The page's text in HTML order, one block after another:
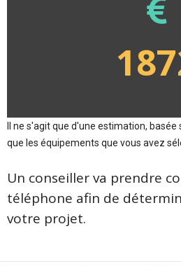
Il ne s'agit que d'une estimation, basée
que les équipements que vous avez
Un conseiller va prendre
téléphone afin de
votre projet.